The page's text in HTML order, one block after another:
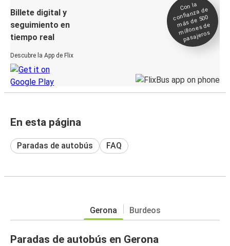
Billete digital y
seguimiento en
tiempo real
Descubre la App de Flix
Con la
confianza de
más de 500
millones de
pasajeros
En esta página
Paradas de autobús FAQ
Gerona Burdeos
Paradas de autobús en Gerona